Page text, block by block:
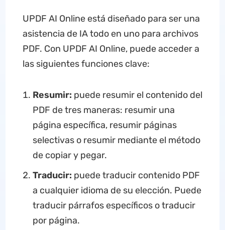
UPDF AI Online está diseñado para ser una
asistencia de IA todo en uno para archivos
PDF. Con UPDF AI Online, puede acceder a
las siguientes funciones clave:
Resumir: puede resumir el contenido del
PDF de tres maneras: resumir una
página específica, resumir páginas
selectivas o resumir mediante el método
de copiar y pegar.
Traducir: puede traducir contenido PDF
a cualquier idioma de su elección. Puede
traducir párrafos específicos o traducir
por página.